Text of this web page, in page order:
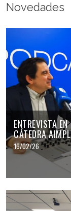
Novedades
ENTREVISTA
CÁTEDRA
16/02/26